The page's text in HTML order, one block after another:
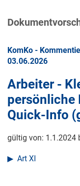
KomKo -
03.06.2026
Arbeiter -
persönliche
Quick-Info
gültig von: 1.1.2024
Art XI